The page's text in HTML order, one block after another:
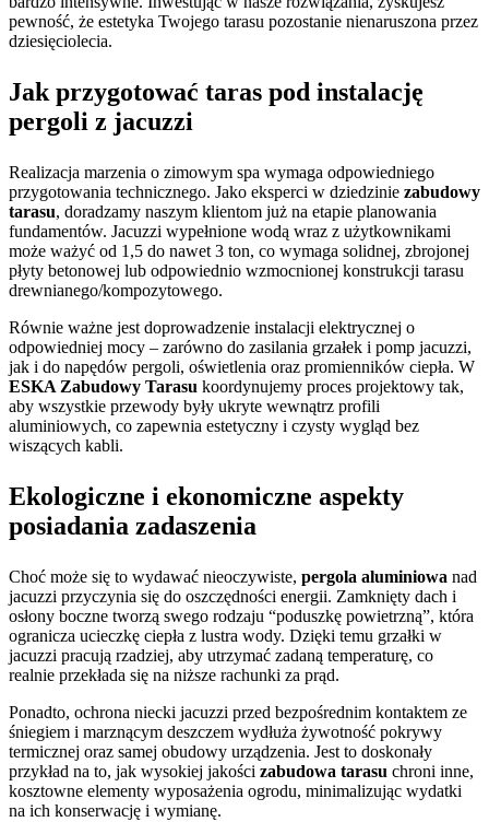
pewność, że estetyka Twojego tarasu pozostanie nienaruszona przez
dziesięciolecia.
Jak przygotować taras pod instalację
pergoli z jacuzzi
Realizacja marzenia o zimowym spa wymaga odpowiedniego
przygotowania technicznego. Jako eksperci w dziedzinie zabudowy
tarasu, doradzamy naszym klientom już na etapie planowania
fundamentów. Jacuzzi wypełnione wodą wraz z użytkownikami
może ważyć od 1,5 do nawet 3 ton, co wymaga solidnej, zbrojonej
płyty betonowej lub odpowiednio wzmocnionej konstrukcji tarasu
drewnianego/kompozytowego.
Równie ważne jest doprowadzenie instalacji elektrycznej o
odpowiedniej mocy – zarówno do zasilania grzałek i pomp jacuzzi,
jak i do napędów pergoli, oświetlenia oraz promienników ciepła. W
ESKA Zabudowy Tarasu koordynujemy proces projektowy tak,
aby wszystkie przewody były ukryte wewnątrz profili
aluminiowych, co zapewnia estetyczny i czysty wygląd bez
wiszących kabli.
Ekologiczne i ekonomiczne aspekty
posiadania zadaszenia
Choć może się to wydawać nieoczywiste, pergola aluminiowa nad
jacuzzi przyczynia się do oszczędności energii. Zamknięty dach i
osłony boczne tworzą swego rodzaju “poduszkę powietrzną”, która
ogranicza ucieczkę ciepła z lustra wody. Dzięki temu grzałki w
jacuzzi pracują rzadziej, aby utrzymać zadaną temperaturę, co
realnie przekłada się na niższe rachunki za prąd.
Ponadto, ochrona niecki jacuzzi przed bezpośrednim kontaktem ze
śniegiem i marznącym deszczem wydłuża żywotność pokrywy
termicznej oraz samej obudowy urządzenia. Jest to doskonały
przykład na to, jak wysokiej jakości zabudowa tarasu chroni inne,
kosztowne elementy wyposażenia ogrodu, minimalizując wydatki
na ich konserwację i wymianę.